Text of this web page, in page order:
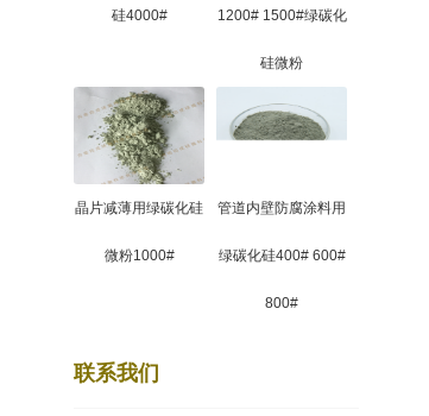
硅4000# 1200# 1500#绿碳化
硅微粉
晶片减薄用绿碳化硅
微粉1000#
管道内壁防腐涂料用
绿碳化硅400# 600#
800#
联系我们